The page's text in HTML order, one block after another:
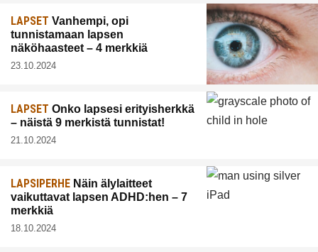
LAPSET Vanhempi, opi
tunnistamaan lapsen
näköhaasteet – 4 merkkiä
23.10.2024
LAPSET Onko lapsesi erityisherkkä
– näistä 9 merkistä tunnistat!
21.10.2024
LAPSIPERHE Näin älylaitteet
vaikuttavat lapsen ADHD:hen – 7
merkkiä
18.10.2024